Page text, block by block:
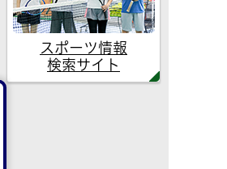
スポーツ情報
検索サイト